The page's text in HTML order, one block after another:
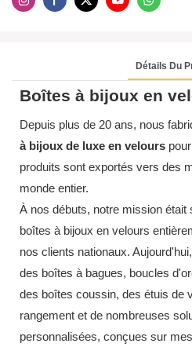
Détails Du
Boîtes à bijoux en
Depuis plus de 20 ans, nous
à bijoux de luxe en velours
produits sont exportés vers des
monde entier.
À nos débuts, notre mission était
boîtes à bijoux en velours
nos clients nationaux.
des boîtes à bagues, boucles
des boîtes coussin, des étuis de
rangement et de nombreuses
personnalisées, conçues sur